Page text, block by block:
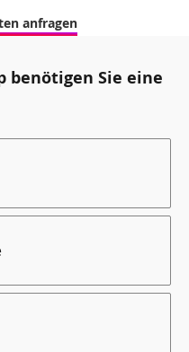
anfragen
benötigen Sie eine